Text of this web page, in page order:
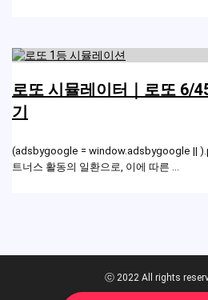
로또 시뮬레이터｜로또 6/
기
(adsbygoogle = window.adsbygoogle ||
트너스 활동의 일환으로, 이에 따른 ...
ⓒ 2022 All rights